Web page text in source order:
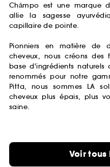
Chāmpo est une marque
allie la sagesse
capillaire de pointe.
Pionniers en matière de
cheveux, nous créons des
base d'ingrédients naturels
renommés pour notre
Pitta, nous sommes LA
cheveux plus épais, plus
saine.
Voir tous